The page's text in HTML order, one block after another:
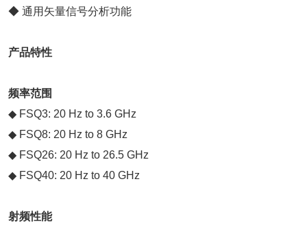
◆ 通用矢量信号分析功能
产品特性
频率范围
◆ FSQ3: 20 Hz to 3.6 GHz
◆ FSQ8: 20 Hz to 8 GHz
◆ FSQ26: 20 Hz to 26.5 GHz
◆ FSQ40: 20 Hz to 40 GHz
射频性能